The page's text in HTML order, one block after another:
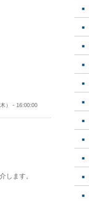
） - 16:00:00
します。